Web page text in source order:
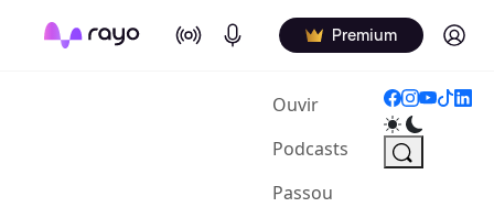
On Air Podcasts Premium Log in
Ouvir(current)
Podcasts
Passou